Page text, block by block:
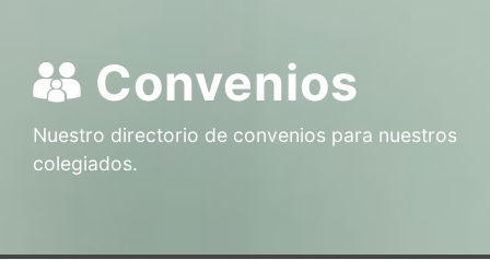
Convenios
Nuestro directorio de convenios para nuestros
colegiados.